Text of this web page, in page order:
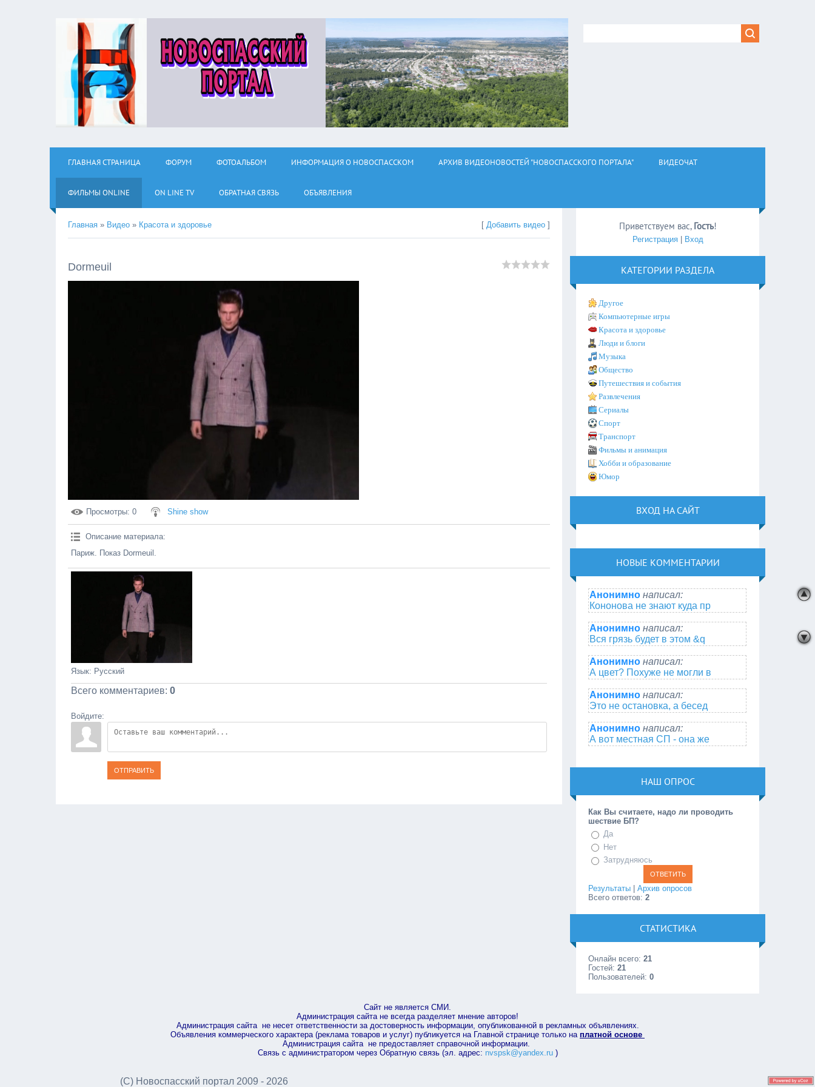
ГЛАВНАЯ СТРАНИЦА ФОРУМ ФОТОАЛЬБОМ ИНФОРМАЦИЯ О НОВОСПАССКОМ АРХИВ ВИДЕОНОВОСТЕЙ "НОВОСПАССКОГО ПОРТАЛА" ВИДЕОЧАТ
ФИЛЬМЫ ОNLINE ON LINE TV ОБРАТНАЯ СВЯЗЬ ОБЪЯВЛЕНИЯ
Главная » Видео » Красота и здоровье [Добавить видео ]
Dormeuil
Просмотры: 0 Shine show
Описание материала:
Париж. Показ Dormeuil.
Язык: Русский
Всего комментариев: 0
Войдите:
ОТПРАВИТЬ
Приветствуем вас, Гость!
Регистрация| Вход
КАТЕГОРИИ РАЗДЕЛА
Другое
Компьютерные игры
Красота и здоровье
Люди и блоги
Музыка
Общество
Путешествия и события
Развлечения
Сериалы
Спорт
Транспорт
Фильмы и анимация
Хобби и образование
Юмор
ВХОД НА САЙТ
НОВЫЕ КОММЕНТАРИИ
Анонимно написал:
Кононова не знают куда пр
Анонимно написал:
Вся грязь будет в этом &q
Анонимно написал:
А цвет? Похуже не могли в
Анонимно написал:
Это не остановка, а бесед
Анонимно написал:
А вот местная СП - она же
НАШ ОПРОС
Как Вы считаете, надо ли проводить
шествие БП?
Да
Нет
Затрудняюсь
Результаты |Архив опросов
Всего ответов:2
СТАТИСТИКА
Онлайн всего:21
Гостей:21
Пользователей:0
Сайт не является СМИ.
Администрация сайта не всегда разделяет мнение авторов!
Администрация сайта не несет ответственности за достоверность информации, опубликованной в рекламных объявлениях.
Объявления коммерческого характера (реклама товаров и услуг) публикуется на Главной странице только на платной основе
Администрация сайта не предоставляет справочной информации.
Связь с администратором через Обратную связь (эл. адрес: nvspsk@yandex.ru)
(С) Новоспасский портал 2009 - 2026